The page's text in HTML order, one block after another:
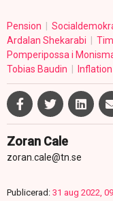
Pension
Ardalan Shekarabi
Pomperipossa i
Tobias Baudin
Inflation
Zoran Cale
zoran.cale@tn.se
Publicerad: 31 aug 2022,